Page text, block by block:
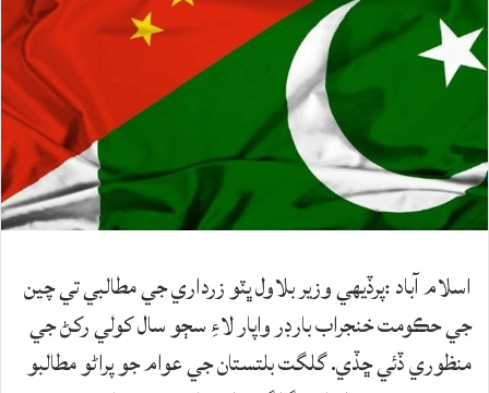
اسلام آباد :پرڏيهي وزير بلاول ڀٽو زرداري جي مطالبي تي چين
جي حڪومت خنجراب بارڊر واپار لاءِ سڄو سال کولي رکڻ جي
منظوري ڏئي ڇڏي. گلگت بلتستان جي عوام جو پراڻو مطالبو